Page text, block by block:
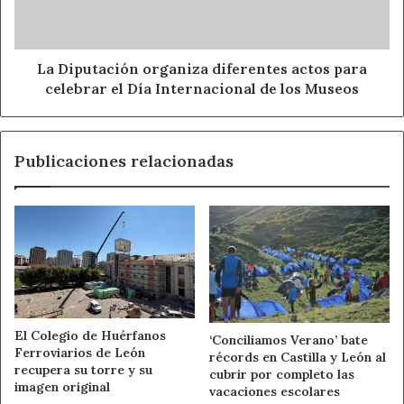
Castilla y León, María José Salgueiro Cortiñas.
Noticias de León
Día
Internacional
La Diputación organiza diferentes actos para
celebrar el Día Internacional de los Museos
Publicaciones relacionadas
El Colegio de Huérfanos
Ferroviarios de León
recupera su torre y su
imagen original
‘Conciliamos Verano’ bate
récords en Castilla y León al
cubrir por completo las
vacaciones escolares